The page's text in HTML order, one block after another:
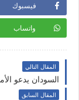
فيسبوك
واتساب
المقال التالي
المقال السابق